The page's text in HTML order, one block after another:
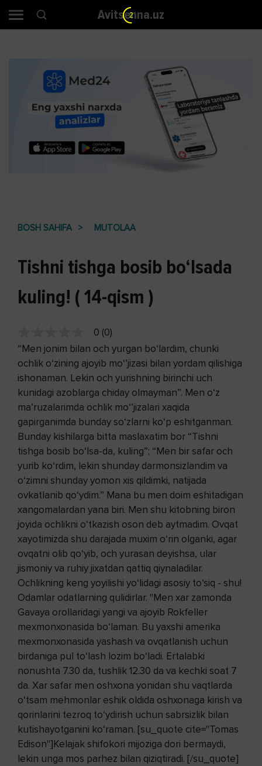
Avitsenna.uz
BOSH SAHIFA MUTOLAA
Tishni tishga bosib bo‘lsada
kuling! ( 14-qism )
0 (0)
“Men jonim bilan och yurgan bo‘lardim, chunki
ochlik o‘zining ajoyib mo‘’jizasi bilan yordam qilishiga
ishonaman. Lekin och yurishning birinchi uch
kunidagi azoblarga chiday olmayman”. Men o‘z
ma’ruzalarimda ochlik mo‘’jizalari xaqida
gapirganimda bunday so‘zlarni ko‘p eshitganman.
Bunday kishilarga bitta maslaxatim bor “Tishni
tishga bosib bo‘lsa-da, kuling”; “Men bir safar och
yurib ko‘rdim, lekin shunday darmonsizlandim va
o‘zimni shunday yomon xis qildimki, natijada
ovkatlanib qo‘ydim.” Mana bu men doim eshitadigan
xangomalardan yana biri. Men shu kitobning biron
joyida ochlikni o‘tkazish oson deb aytmadim. Ovqat
xayotimizda shu darajada muxim o‘rin olganki, agar
ovqatni olib qo‘yib, och yurasan deyishsa, ular
jismoniy va ruhiy jixatdan qattiq qiynaladilar.
Ochlikning keng yoyilishi yo‘lidagi asosiy to‘siq - shu!
Odamlar odatlarning qulidirlar. "Men xar zamonda
Gavaya orollaridagi yangi va ajoyib Rokfeller
mexmonxonasida bo‘laman. Bu yaxshi amerika
mexmonxonasida yashash va ovqatlanish uchun
birdaniga pul to‘lash lozim bo‘ladi. Ertalabki
nonushta 7.30 da, tushlik 12.30 da va kechki soat 7
da. Xar safar men oshxona yonidan shu vaqtlarda
o‘tsam mehmonlar eshik oldida oshxonaga kirish va
qorinlarini tezroq to‘ydirish uchun sabrsizlik bilan
kutishayotganini ko‘raman. [su_quote cite="Tomas
Edison"]Kelajak shifokori mijoziga dori bermaydi,
lekin unga mos parhez bilan qiziqtiradi. [/su_quote]
2